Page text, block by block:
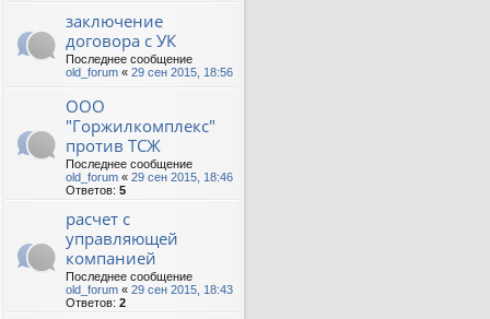
заключение
договора с УК
Последнее сообщение
old_forum « 29 сен 2015, 18:56
ООО
"Горжилкомплекс"
против ТСЖ
Последнее сообщение
old_forum « 29 сен 2015, 18:46
Ответов: 5
расчет с
управляющей
компанией
Последнее сообщение
old_forum « 29 сен 2015, 18:43
Ответов: 2